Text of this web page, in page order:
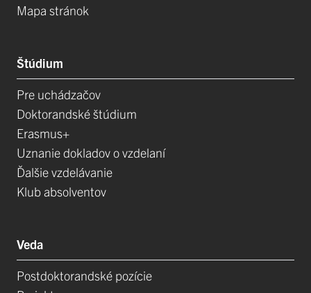
Mapa stránok
Štúdium
Pre uchádzačov
Doktorandské štúdium
Erasmus+
Uznanie dokladov o vzdelaní
Ďalšie vzdelávanie
Klub absolventov
Veda
Postdoktorandské pozície